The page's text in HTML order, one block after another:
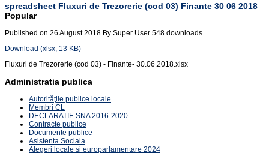
spreadsheet Fluxuri de Trezorerie (cod 03) Finante 30 06 2018
Popular
Published on 26 August 2018 By Super User 548 downloads
Download (xlsx, 13 KB)
Fluxuri de Trezorerie (cod 03) - Finante- 30.06.2018.xlsx
Administratia publica
Autorităţile publice locale
Membri CL
DECLARATIE SNA 2016-2020
Contracte publice
Documente publice
Asistenta Sociala
Alegeri locale si europarlamentare 2024